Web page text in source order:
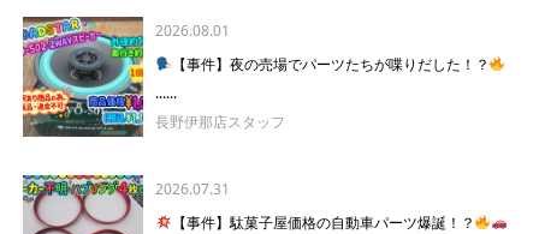
2026.08.01
【事件】夜の売場でパーツたちが喋りだした！？
......
長野伊那店スタッフ
2026.07.31
【事件】駄菓子屋価格の自動車パーツ爆誕！？